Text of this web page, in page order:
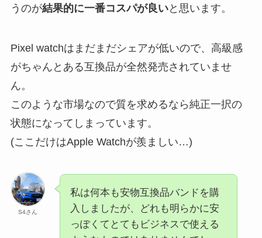
うのが結果的に一番コスパが良いと思います。
Pixel watchはまだまだシェアが低いので、高級感
がちゃんとある互換品が全然発売されていませ
ん。
このような市場なので質を求めるなら純正一択の
状態になってしまっています。
(ここだけはApple Watchが羨ましい…)
S4さん
私は何本も安物互換品バンドを購
入しましたが、どれも明らかに安
っぽくてとてもビジネスで使える